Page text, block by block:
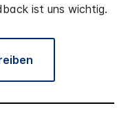
ist uns wichtig.